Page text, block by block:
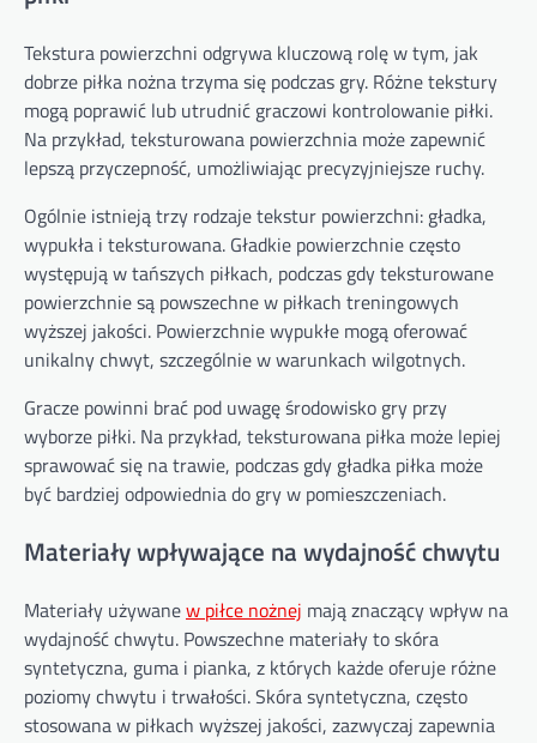
Tekstura powierzchni odgrywa kluczową rolę w tym, jak
dobrze piłka nożna trzyma się podczas gry. Różne tekstury
mogą poprawić lub utrudnić graczowi kontrolowanie piłki.
Na przykład, teksturowana powierzchnia może zapewnić
lepszą przyczepność, umożliwiając precyzyjniejsze ruchy.
Ogólnie istnieją trzy rodzaje tekstur powierzchni: gładka,
wypukła i teksturowana. Gładkie powierzchnie często
występują w tańszych piłkach, podczas gdy teksturowane
powierzchnie są powszechne w piłkach treningowych
wyższej jakości. Powierzchnie wypukłe mogą oferować
unikalny chwyt, szczególnie w warunkach wilgotnych.
Gracze powinni brać pod uwagę środowisko gry przy
wyborze piłki. Na przykład, teksturowana piłka może lepiej
sprawować się na trawie, podczas gdy gładka piłka może
być bardziej odpowiednia do gry w pomieszczeniach.
Materiały wpływające na wydajność chwytu
Materiały używanew piłce nożnej mają znaczący wpływ na
wydajność chwytu. Powszechne materiały to skóra
syntetyczna, guma i pianka, z których każde oferuje różne
poziomy chwytu i trwałości. Skóra syntetyczna, często
stosowana w piłkach wyższej jakości, zazwyczaj zapewnia